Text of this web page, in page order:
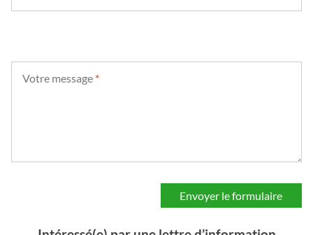
Votre message *